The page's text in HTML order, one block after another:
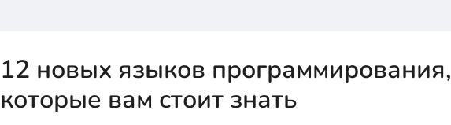
12 новых языков программирования,
которые вам стоит знать